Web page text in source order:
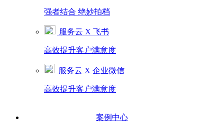
强者结合 绝妙拍档
服务云 X 飞书
高效提升客户满意度
服务云 X 企业微信
高效提升客户满意度
案例中心